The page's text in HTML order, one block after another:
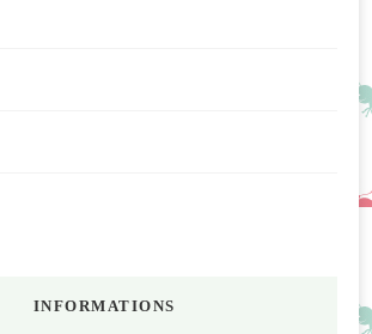
INFORMATIONS